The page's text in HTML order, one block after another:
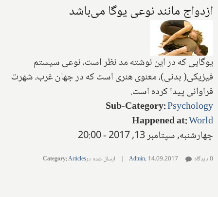
ازدواج مانند نوعی یوگا می‌باشد
یوگایی که در این نوشته مد نظر است، نوعی سیستم
فیزیکی( بدنی)، معنوی هنری است که در جهان غرب، شهرت
فراوانی پیدا کرده است.
Sub-Category:Psychology
Happened at:World
چهارشنبه, سپتامبر 13, 2017 - 20:00
Admin, 14.09.2017
| ارسال شده در Category:Articles 0 دیدگاه